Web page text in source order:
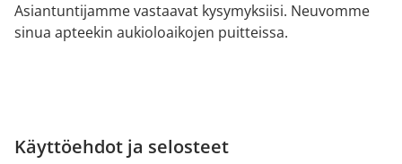
Asiantuntijamme vastaavat kysymyksiisi. Neuvomme
sinua apteekin aukioloaikojen puitteissa.
Käyttöehdot ja selosteet